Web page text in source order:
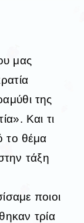
μας
της
Και τι
το θέμα
τάξη
ποιοι
τρία